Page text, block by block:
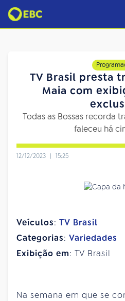
TV Brasil presta
Maia com
Todas as Bossas recorda
faleceu há
12/12/2023 | 15:25
Veículos: TV Brasil
Categorias: Variedades
Exibição em: TV Brasil
Na semana em que se